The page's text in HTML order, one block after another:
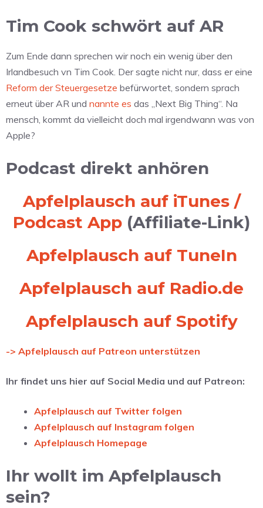
Tim Cook schwört auf AR
Zum Ende dann sprechen wir noch ein wenig über den
Irlandbesuch vn Tim Cook. Der sagte nicht nur, dass er eine
Reform der Steuergesetze befürwortet, sondern sprach
erneut über AR und nannte es das „Next Big Thing“. Na
mensch, kommt da vielleicht doch mal irgendwann was von
Apple?
Podcast direkt anhören
Apfelplausch auf iTunes /
Podcast App (Affiliate-Link)
Apfelplausch auf TuneIn
Apfelplausch auf Radio.de
Apfelplausch auf Spotify
-> Apfelplausch auf Patreon unterstützen
Ihr findet uns hier auf Social Media und auf Patreon:
Apfelplausch auf Twitter folgen
Apfelplausch auf Instagram folgen
Apfelplausch Homepage
Ihr wollt im Apfelplausch
sein?